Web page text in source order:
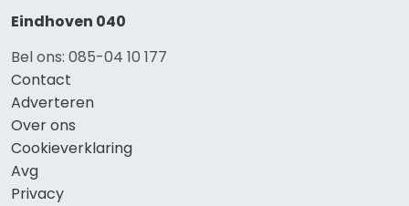
Eindhoven 040
Bel ons: 085-04 10 177
Contact
Adverteren
Over ons
Cookieverklaring
Avg
Privacy